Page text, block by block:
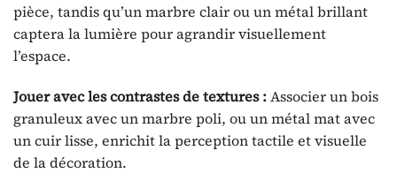
pièce, tandis qu’un marbre clair ou un métal brillant
captera la lumière pour agrandir visuellement
l’espace.
Jouer avec les contrastes de textures :Associer un bois
granuleux avec un marbre poli, ou un métal mat avec
un cuir lisse, enrichit la perception tactile et visuelle
de la décoration.